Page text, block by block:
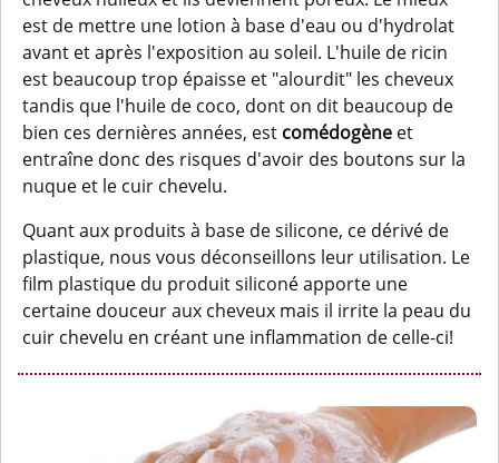
est de mettre une lotion à base d'eau ou d'hydrolat
avant et après l'exposition au soleil. L'huile de ricin
est beaucoup trop épaisse et "alourdit" les cheveux
tandis que l'huile de coco, dont on dit beaucoup de
bien ces dernières années, est comédogène et
entraîne donc des risques d'avoir des boutons sur la
nuque et le cuir chevelu.
Quant aux produits à base de silicone, ce dérivé de
plastique, nous vous déconseillons leur utilisation. Le
film plastique du produit siliconé apporte une
certaine douceur aux cheveux mais il irrite la peau du
cuir chevelu en créant une inflammation de celle-ci!